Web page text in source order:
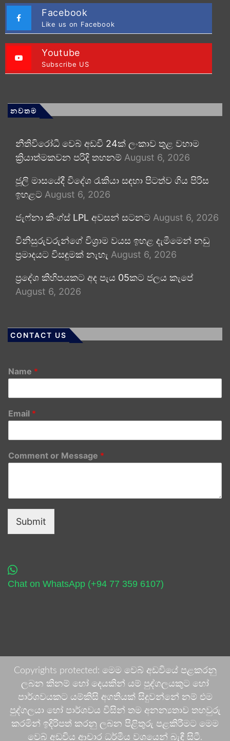
Facebook
Like us on Facebook
Youtube
Subscribe US
නවතම
නීතිවිරෝධී වෙබ් අඩවි 24ක් ලංකාව තුළ වහාම
ක්‍රියාත්මකවන පරිදි තහනම් August 6, 2026
ජූලි මාසයේදී විදේශ රැකියා සඳහා පිටත්ව ගිය පිරිස
ඉහළට August 6, 2026
ජැෆ්නා කිංග්ස් LPL අවසන් සටනට August 6, 2026
විනිසුරුවරුන්ගේ විශ්‍රාම වයස ඉහළ දැමීමෙන් නඩු
ප්‍රමාදයට විසඳුමක් නැහැ August 6, 2026
ප්‍රදේශ කිහිපයකට අද පැය 05කට ජලය කැපේ
August 6, 2026
CONTACT US
Name *
Email *
Comment or Message *
Submit
Chat on WhatsApp (+94 77 359 6107)
Copyrights protected: මෙම වෙබ් අඩවියේ පළකරනු
ලබන කිනම් හෝ දෙයකින් යම් පුද්ගලයකුට හෝ
පාර්ශවයකට යම්කිසි අගතියක් සිදුවන්නේ නම් එම
පුද්ගලයා හෝ පාර්ශවය විසින් තම අනන්‍යතාව තහවුරු
කරමින් ඉදිරිපත් කරනු ලබන පිළිතුරු පළකිරීමට මෙම
වෙබ් අඩවිය ආචාර ධර්මීය වශයෙන් බැඳී සිටී.